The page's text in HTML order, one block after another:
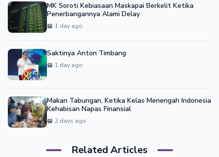
MK Soroti Kebiasaan Maskapai Berkelit Ketika
Penerbangannya Alami Delay
1 day ago
Saktinya Anton Timbang
1 day ago
Makan Tabungan, Ketika Kelas Menengah Indonesia
Kehabisan Napas Finansial
2 days ago
Related Articles